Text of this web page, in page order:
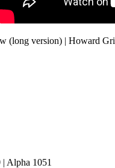
(long version) | Howard
Alpha 1051